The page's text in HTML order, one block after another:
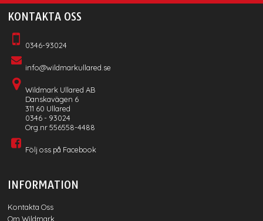
KONTAKTA OSS
0346-93024
info@wildmarkullared.se
Wildmark Ullared AB
Danskavägen 6
311 60 Ullared
0346 - 93024
Org.nr 556558-4488
Följ oss på Facebook
INFORMATION
Kontakta Oss
Om Wildmark